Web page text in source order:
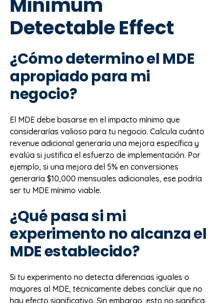
Detectable Effect
¿Cómo determino el MDE
apropiado para mi
negocio?
El MDE debe basarse en el impacto mínimo que
considerarías valioso para tu negocio. Calcula cuánto
revenue adicional generaría una mejora específica y
evalúa si justifica el esfuerzo de implementación. Por
ejemplo, si una mejora del 5% en conversiones
generaría $10,000 mensuales adicionales, ese podría
ser tu MDE mínimo viable.
¿Qué pasa si mi
experimento no alcanza el
MDE establecido?
Si tu experimento no detecta diferencias iguales o
mayores al MDE, técnicamente debes concluir que no
hay efecto significativo. Sin embargo, esto no significa